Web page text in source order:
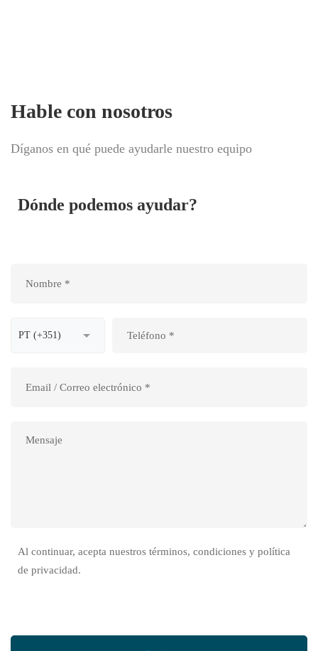
Hable con nosotros
Díganos en qué puede ayudarle nuestro equipo
Dónde podemos ayudar?
Al continuar, acepta nuestros términos, condiciones y política
de privacidad.